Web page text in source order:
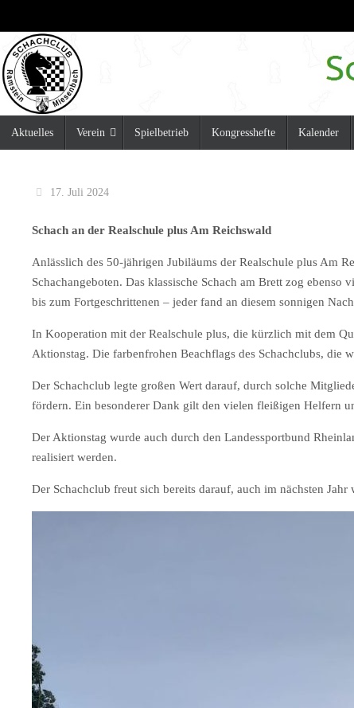
Inhalt
springen
Inhalt
Aktuelles Verein Spielbetrieb Kongresshefte Kalender
17. Juli 2024
Schach an der Realschule plus Am Reichswald
Anlässlich des 50-jährigen Jubiläums der Realschule plus Am
Schachangeboten. Das klassische Schach am Brett zog
bis zum Fortgeschrittenen – jeder fand an diesem sonnigen
In Kooperation mit der Realschule plus, die kürzlich mit dem
Aktionstag. Die farbenfrohen Beachflags des Schachclubs, die
Der Schachclub legte großen Wert darauf, durch solche
fördern. Ein besonderer Dank gilt den vielen fleißigen Helfern
Der Aktionstag wurde auch durch den Landessportbund
realisiert werden.
Der Schachclub freut sich bereits darauf, auch im nächsten